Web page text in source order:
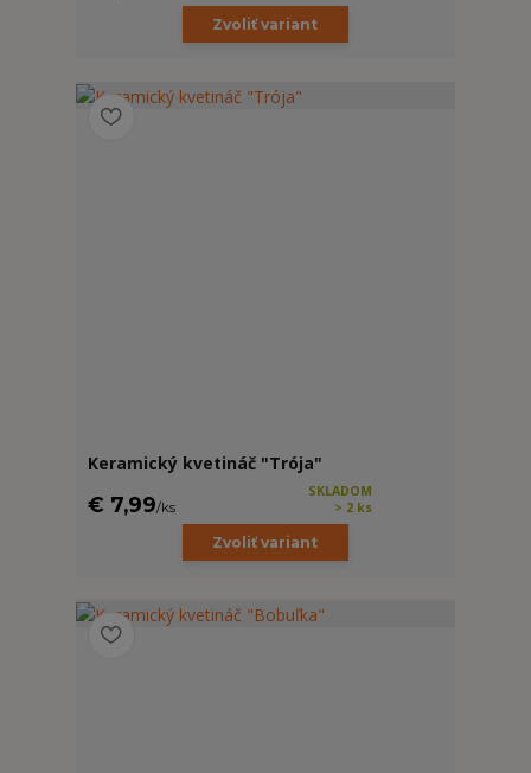
Zvoliť variant
Keramický kvetináč "Trója"
€ 7,99/ks
SKLADOM
> 2 ks
Zvoliť variant